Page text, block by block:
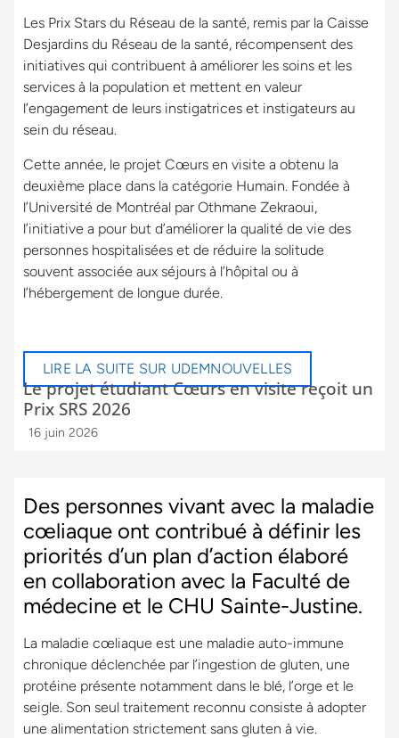
Les Prix Stars du Réseau de la santé, remis par la Caisse
Desjardins du Réseau de la santé, récompensent des
initiatives qui contribuent à améliorer les soins et les
services à la population et mettent en valeur
l’engagement de leurs instigatrices et instigateurs au
sein du réseau.
Cette année, le projet Cœurs en visite a obtenu la
deuxième place dans la catégorie Humain. Fondée à
l’Université de Montréal par Othmane Zekraoui,
l’initiative a pour but d’améliorer la qualité de vie des
personnes hospitalisées et de réduire la solitude
souvent associée aux séjours à l’hôpital ou à
l’hébergement de longue durée.
LIRE LA SUITE SUR UDEMNOUVELLES
Le projet étudiant Cœurs en visite reçoit un
Prix SRS 2026
16 juin 2026
Des personnes vivant avec la maladie
cœliaque ont contribué à définir les
priorités d’un plan d’action élaboré
en collaboration avec la Faculté de
médecine et le CHU Sainte-Justine.
La maladie cœliaque est une maladie auto-immune
chronique déclenchée par l’ingestion de gluten, une
protéine présente notamment dans le blé, l’orge et le
seigle. Son seul traitement reconnu consiste à adopter
une alimentation strictement sans gluten à vie.